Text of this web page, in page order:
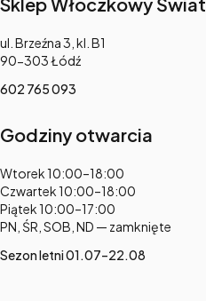
Adres:
ul. Brzeźna 3, kl. B1
90-303 Łódź
602 765 093
Godziny otwarcia
Adres:
Wtorek 10:00–18:00
Czwartek 10:00–18:00
Piątek 10:00–17:00
PN, ŚR, SOB, ND — zamknięte
Sezon letni 01.07–22.08